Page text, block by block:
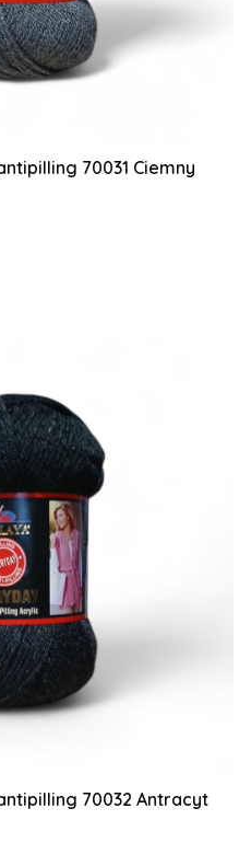
70031 Ciemny
70032 Antracyt